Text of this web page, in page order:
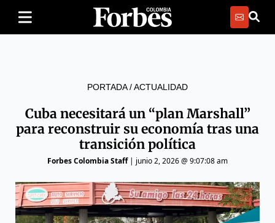
PORTADA/ACTUALIDAD
Cuba necesitará un “plan Marshall”
para reconstruir su economía tras una
transición política
Forbes Colombia Staff| junio 2, 2026 @ 9:07:08 am